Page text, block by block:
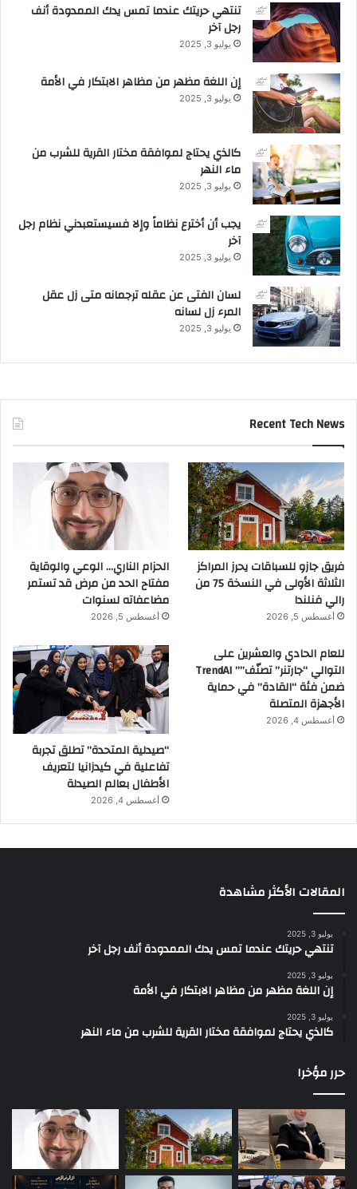
تنتهي حريتك عندما تمس يدك الممدودة أنف
رجل آخر
يوليو 3, 2025
إن اللغة مظهر من مظاهر الابتكار في الأمة
يوليو 3, 2025
كالذي يحتاج لموافقة مختار القرية للشرب من
ماء النهر
يوليو 3, 2025
يجب أن أخترع نظاماً وإلا فسيستعبدني نظام رجل
آخر
يوليو 3, 2025
لسان الفتى عن عقله ترجمانه متى زل عقل
المرء زل لسانه
يوليو 3, 2025
Recent Tech News
فريق جازو للسباقات يحرز المراكز
الثلاثة الأولى في النسخة 75 من
رالي فنلندا
أغسطس 5, 2026
الحزام الناري… الوعي والوقاية
مفتاح الحد من مرض قد تستمر
مضاعفاته لسنوات
أغسطس 5, 2026
للعام الحادي والعشرين على
التوالي “جارتنر” تصنّف”” TrendAI
ضمن فئة “القادة” في حماية
الأجهزة المتصلة
أغسطس 4, 2026
“صيدلية المتحدة” تطلق تجربة
تفاعلية في كيدزانيا لتعريف
الأطفال بعالم الصيدلة
أغسطس 4, 2026
المقالات الأكثر مشاهدة
يوليو 3, 2025
تنتهي حريتك عندما تمس يدك الممدودة أنف رجل آخر
يوليو 3, 2025
إن اللغة مظهر من مظاهر الابتكار في الأمة
يوليو 3, 2025
كالذي يحتاج لموافقة مختار القرية للشرب من ماء النهر
حرر مؤخرا